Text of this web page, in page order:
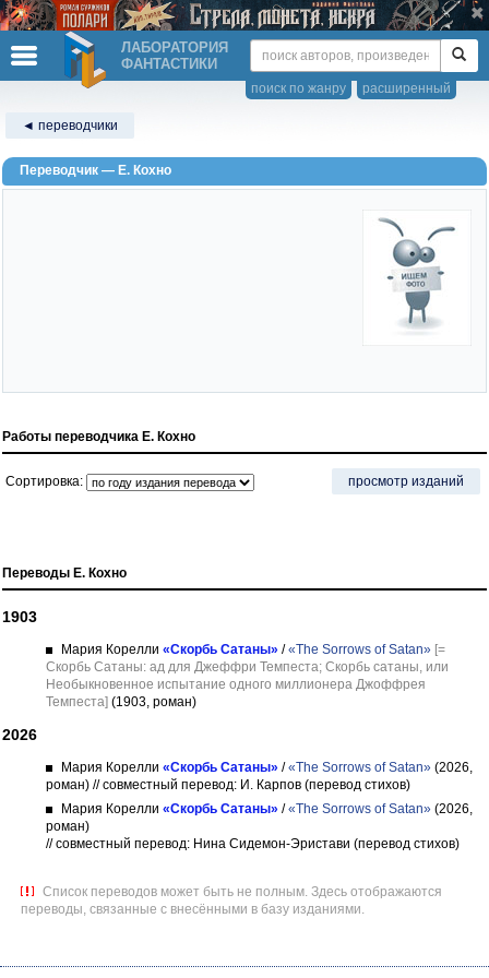
ЛАБОРАТОРИЯ
ФАНТАСТИКИ
расширенный
поиск по жанру
◄ переводчики
Переводчик — Е. Кохно
Работы переводчика Е. Кохно
Сортировка: просмотр изданий
Переводы Е. Кохно
1903
Мария Корелли «Скорбь Сатаны» /«The Sorrows of Satan» [=
Скорбь Сатаны: ад для Джеффри Темпеста; Скорбь сатаны, или
Необыкновенное испытание одного миллионера Джоффрея
Темпеста] (1903, роман)
2026
Мария Корелли «Скорбь Сатаны» /«The Sorrows of Satan» (2026,
роман) // совместный перевод: И. Карпов (перевод стихов)
Мария Корелли «Скорбь Сатаны» /«The Sorrows of Satan» (2026,
роман)
// совместный перевод: Нина Сидемон-Эристави (перевод стихов)
Список переводов может быть не полным. Здесь отображаются
переводы, связанные с внесёнными в базу изданиями.